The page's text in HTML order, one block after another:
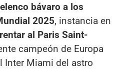
bávaro a los
2025, instancia en
al Paris Saint-
campeón de Europa
Inter Miami del astro